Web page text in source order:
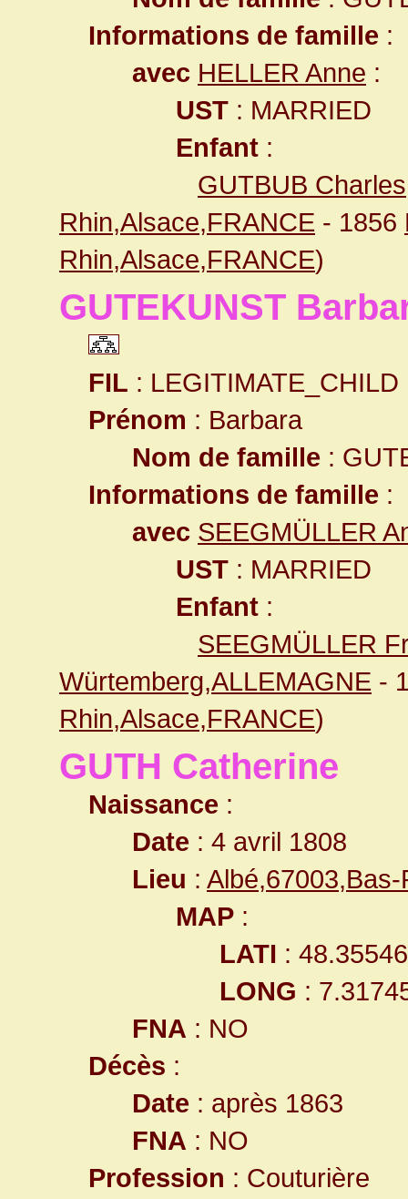
Informations de famille :
avec HELLER Anne :
UST : MARRIED
Enfant :
GUTBUB Charles
Rhin,Alsace,FRANCE - 1856
Rhin,Alsace,FRANCE)
GUTEKUNST
FIL : LEGITIMATE_CHILD
Prénom : Barbara
Nom de famille :
Informations de famille :
avec SEEGMÜLLER
UST : MARRIED
Enfant :
SEEGMÜLLER
Würtemberg,ALLEMAGNE -
Rhin,Alsace,FRANCE)
GUTH Catherine
Naissance :
Date : 4 avril 1808
Lieu :
MAP :
LATI :
LONG :
FNA : NO
Décès :
Date : après 1863
FNA : NO
Profession : Couturière